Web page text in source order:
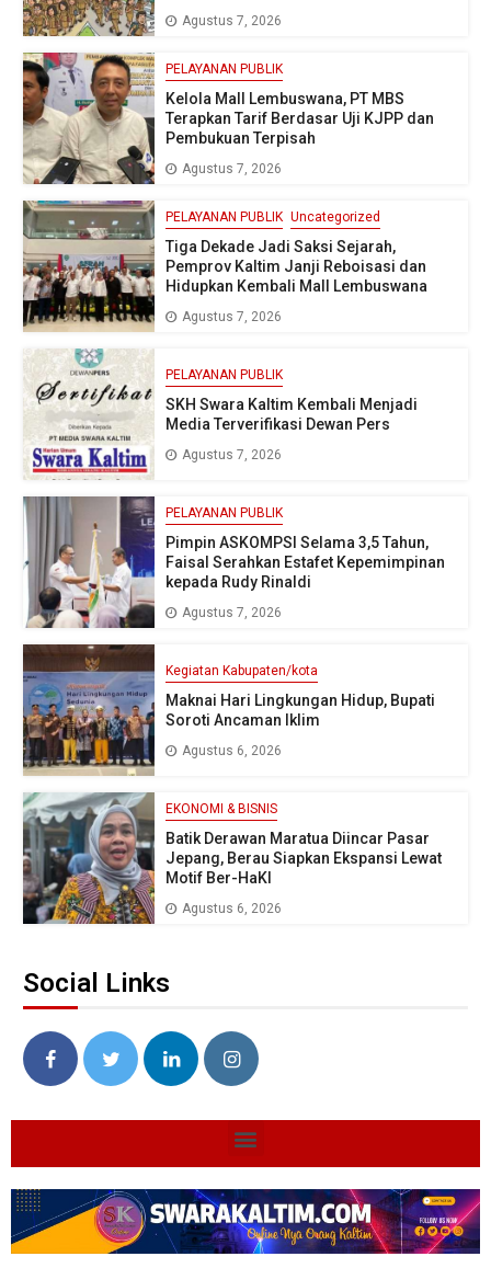
Agustus 7, 2026
PELAYANAN PUBLIK
Kelola Mall Lembuswana, PT MBS
Terapkan Tarif Berdasar Uji KJPP dan
Pembukuan Terpisah
Agustus 7, 2026
PELAYANAN PUBLIK Uncategorized
Tiga Dekade Jadi Saksi Sejarah,
Pemprov Kaltim Janji Reboisasi dan
Hidupkan Kembali Mall Lembuswana
Agustus 7, 2026
PELAYANAN PUBLIK
SKH Swara Kaltim Kembali Menjadi
Media Terverifikasi Dewan Pers
Agustus 7, 2026
PELAYANAN PUBLIK
Pimpin ASKOMPSI Selama 3,5 Tahun,
Faisal Serahkan Estafet Kepemimpinan
kepada Rudy Rinaldi
Agustus 7, 2026
Kegiatan Kabupaten/kota
Maknai Hari Lingkungan Hidup, Bupati
Soroti Ancaman Iklim
Agustus 6, 2026
EKONOMI & BISNIS
Batik Derawan Maratua Diincar Pasar
Jepang, Berau Siapkan Ekspansi Lewat
Motif Ber-HaKI
Agustus 6, 2026
Social Links